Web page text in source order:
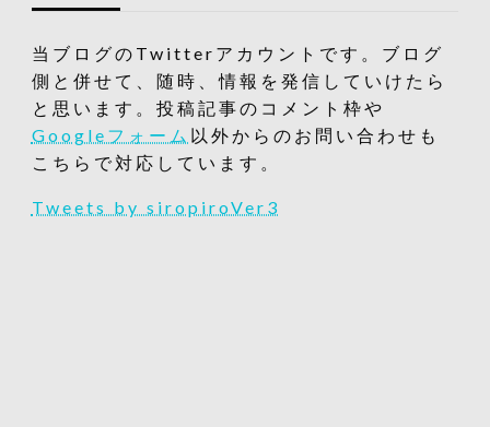
当ブログのTwitterアカウントです。ブログ
側と併せて、随時、情報を発信していけたら
と思います。投稿記事のコメント枠や
Googleフォーム 以外からのお問い合わせも
こちらで対応しています。
Tweets by siropiroVer3